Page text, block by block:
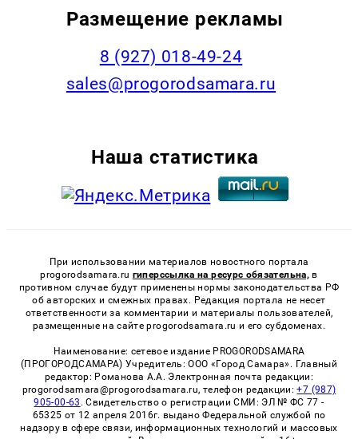
Размещение рекламы
8 (927) 018-49-24
sales@progorodsamara.ru
Наша статистика
При использовании материалов новостного портала
progorodsamara.ru гиперссылка на ресурс обязательна, в
противном случае будут применены нормы законодательства РФ
об авторских и смежных правах. Редакция портала не несет
ответственности за комментарии и материалы пользователей,
размещенные на сайте progorodsamara.ru и его субдоменах.
Наименование: сетевое издание PROGORODSAMARA
(ПРОГОРОДСАМАРА) Учредитель: ООО «Город Самара». Главный
редактор: Романова А.А. Электронная почта редакции:
progorodsamara@progorodsamara.ru, телефон редакции:+7 (987)
905-00-63 . Свидетельство о регистрации СМИ: ЭЛ № ФС 77 -
65325 от 12 апреля 2016г. выдано Федеральной службой по
надзору в сфере связи, информационных технологий и массовых